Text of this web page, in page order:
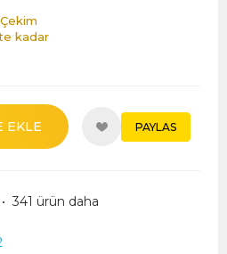
kadar
EKLE PAYLAS
• 341 ürün daha